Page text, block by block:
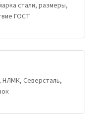
стали, размеры,
ГОСТ
Северсталь,